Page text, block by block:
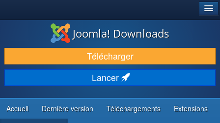
TÉLÉCHARGER & ENRICHIR
DÉCOUVRIR & APPRENDRE
COMMUNAUTÉ & SUPPORT
RESSOURCES DÉVELOPPEURS
Joomla! Downloads
Télécharger
Lancer
Accueil Dernière version Téléchargements Extensions